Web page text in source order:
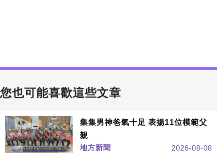
您也可能喜歡這些文章
集集男神爸氣十足 表揚11位模範父
親
地方新聞
2026-08-08